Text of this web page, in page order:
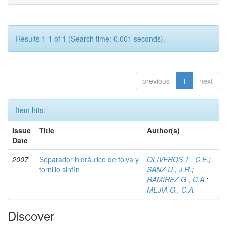
Results 1-1 of 1 (Search time: 0.001 seconds).
previous 1 next
Item hits:
Issue
Date
Title Author(s)
2007
Separador hidráulico de tolva y
tornillo sinfín
OLIVEROS T., C.E.;
SANZ U., J.R.;
RAMIREZ G., C.A.;
MEJIA G., C.A.
Discover